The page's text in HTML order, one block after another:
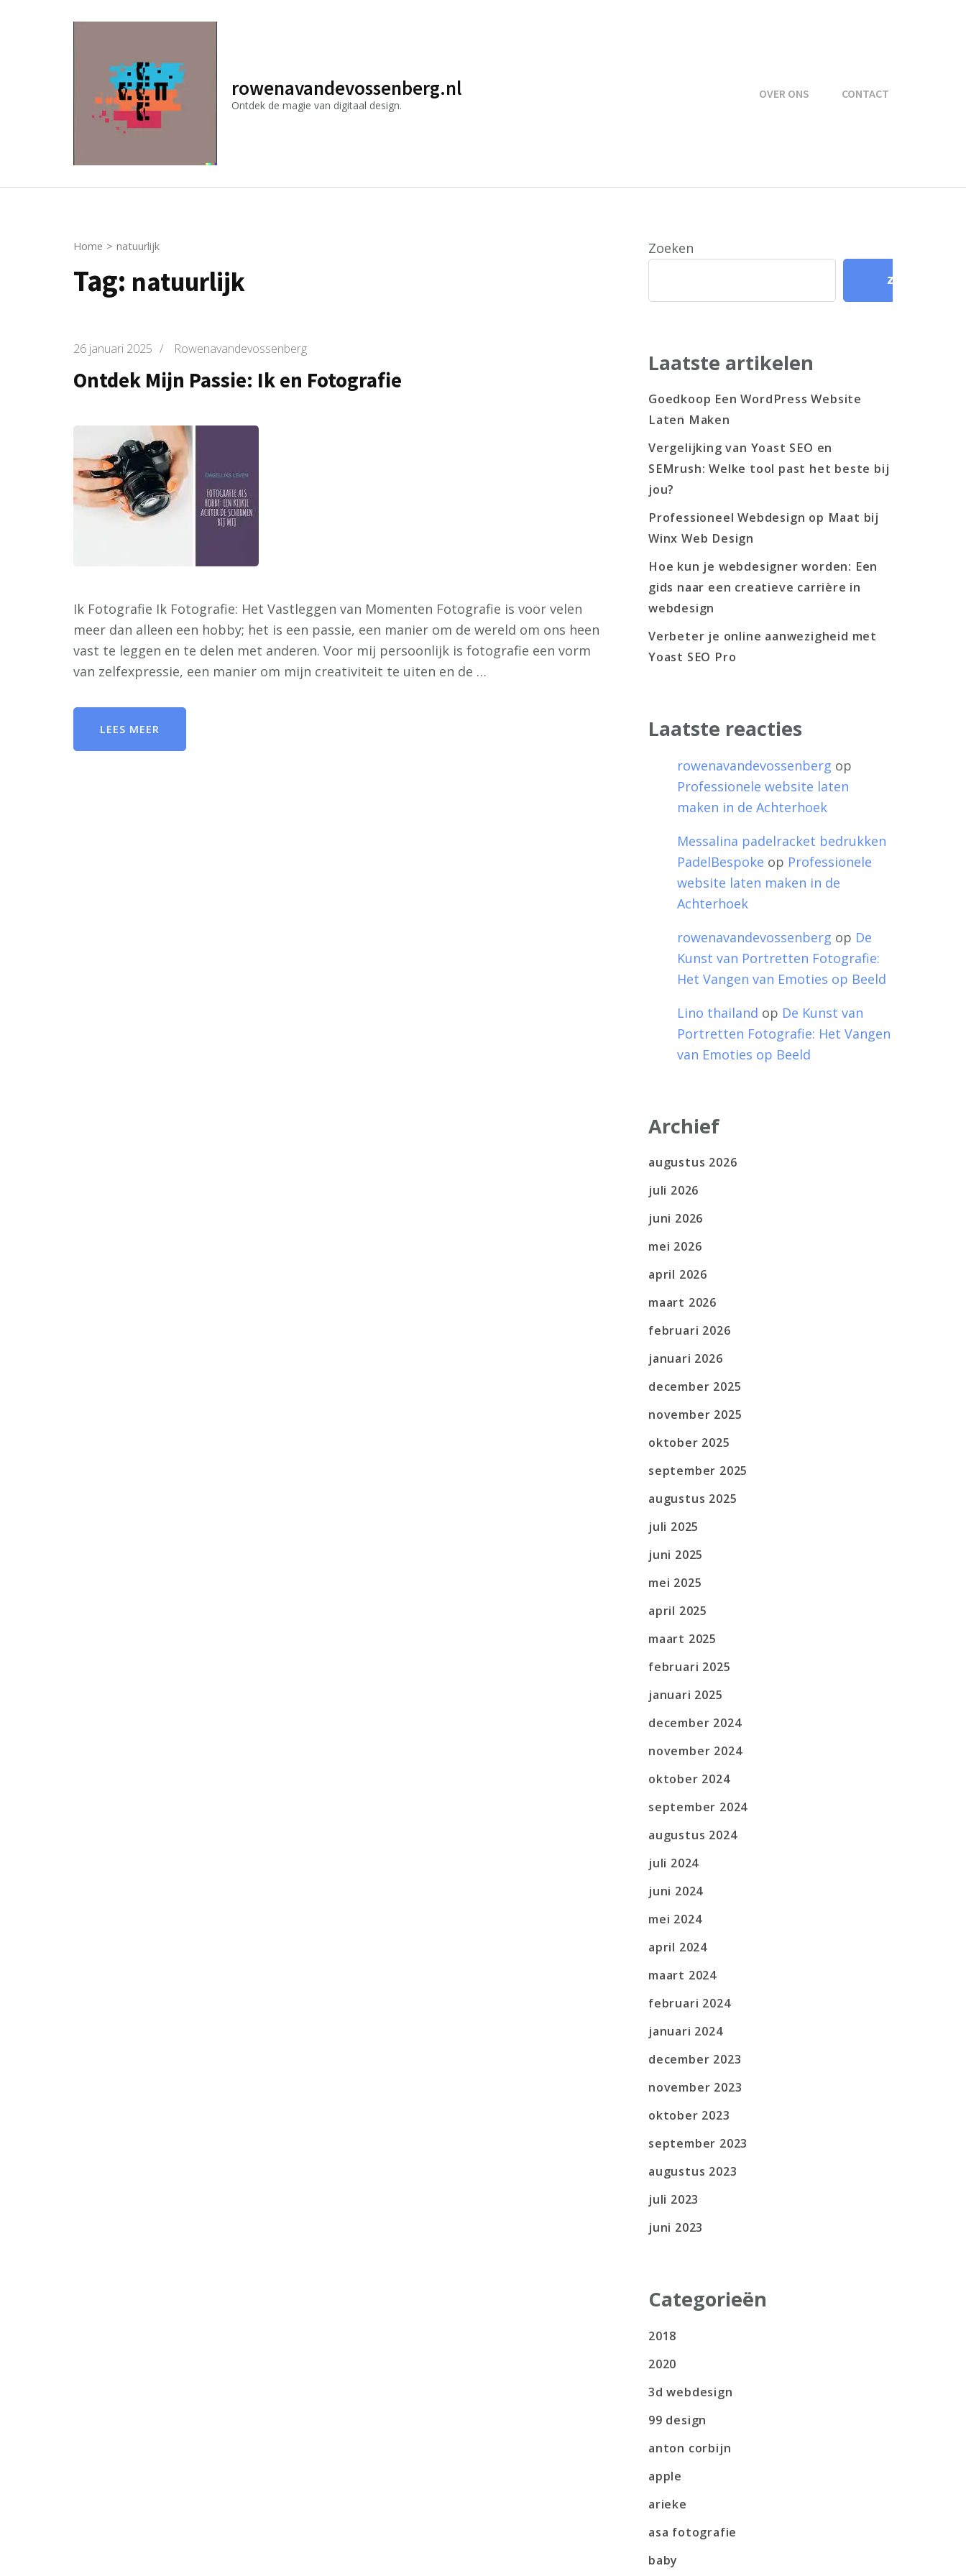
rowenavandevossenberg.nl
Ontdek de magie van digitaal design.
OVER ONS CONTACT
Home > natuurlijk
Tag: natuurlijk
26 januari 2025 / Rowenavandevossenberg
Ontdek Mijn Passie: Ik en Fotografie
Ik Fotografie Ik Fotografie: Het Vastleggen van Momenten Fotografie is voor velen
meer dan alleen een hobby; het is een passie, een manier om de wereld om ons heen
vast te leggen en te delen met anderen. Voor mij persoonlijk is fotografie een vorm
van zelfexpressie, een manier om mijn creativiteit te uiten en de …
LEES MEER
Zoeken
Zoeken
Laatste artikelen
Goedkoop Een WordPress Website
Laten Maken
Vergelijking van Yoast SEO en
SEMrush: Welke tool past het beste bij
jou?
Professioneel Webdesign op Maat bij
Winx Web Design
Hoe kun je webdesigner worden: Een
gids naar een creatieve carrière in
webdesign
Verbeter je online aanwezigheid met
Yoast SEO Pro
Laatste reacties
rowenavandevossenberg op
Professionele website laten
maken in de Achterhoek
Messalina padelracket bedrukken
PadelBespoke op Professionele
website laten maken in de
Achterhoek
rowenavandevossenberg op De
Kunst van Portretten Fotografie:
Het Vangen van Emoties op Beeld
Lino thailand op De Kunst van
Portretten Fotografie: Het Vangen
van Emoties op Beeld
Archief
augustus 2026
juli 2026
juni 2026
mei 2026
april 2026
maart 2026
februari 2026
januari 2026
december 2025
november 2025
oktober 2025
september 2025
augustus 2025
juli 2025
juni 2025
mei 2025
april 2025
maart 2025
februari 2025
januari 2025
december 2024
november 2024
oktober 2024
september 2024
augustus 2024
juli 2024
juni 2024
mei 2024
april 2024
maart 2024
februari 2024
januari 2024
december 2023
november 2023
oktober 2023
september 2023
augustus 2023
juli 2023
juni 2023
Categorieën
2018
2020
3d webdesign
99 design
anton corbijn
apple
arieke
asa fotografie
baby